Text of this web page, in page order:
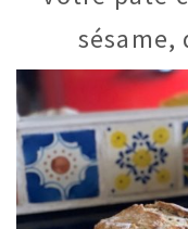
sésame,